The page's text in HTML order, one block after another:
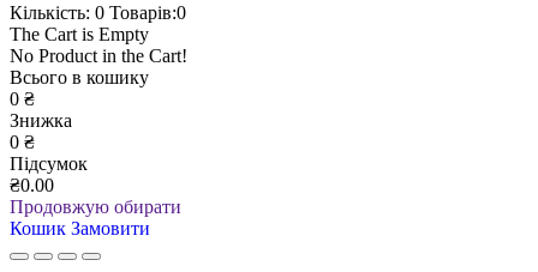
Кількість: 0 Товарів:0
The Cart is Empty
No Product in the Cart!
Всього в кошику
0 ₴
Знижка
0 ₴
Підсумок
₴0.00
Продовжую обирати
Кошик Замовити